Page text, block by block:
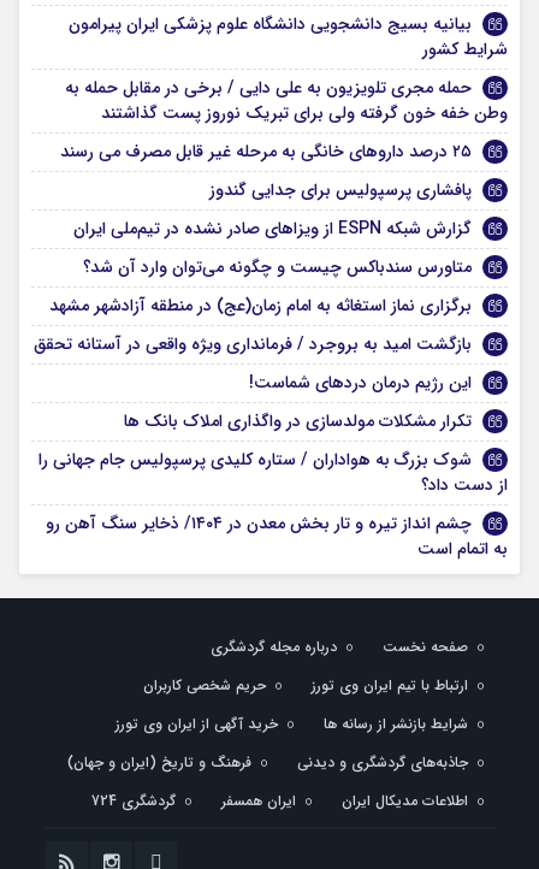
بیانیه بسیج دانشجویی دانشگاه علوم پزشکی ایران پیرامون
شرایط کشور
حمله مجری تلویزیون به علی دایی / برخی در مقابل حمله به
وطن خفه خون گرفته ولی برای تبریک نوروز پست گذاشتند
۲۵ درصد داروهای خانگی به مرحله غیر قابل مصرف می رسند
پافشاری پرسپولیس برای جدایی گندوز
گزارش شبکه ESPN از ویزا‌های صادر نشده در تیم‌ملی ایران
متاورس سندباکس چیست و چگونه می‌توان وارد آن شد؟
برگزاری نماز استغاثه به امام زمان(عج) در منطقه آزادشهر مشهد
بازگشت امید به بروجرد / فرمانداری ویژه واقعی در آستانه تحقق
این رژیم درمان دردهای شماست!
تکرار مشکلات مولدسازی در واگذاری املاک بانک ها
شوک بزرگ به هواداران / ستاره کلیدی پرسپولیس جام جهانی را
از دست داد؟
چشم انداز تیره و تار بخش معدن در ۱۴۰۴/ ذخایر سنگ آهن رو
به اتمام است
صفحه نخست
درباره مجله گردشگری
ارتباط با تیم ایران وی تورز
حریم شخصی کاربران
شرایط بازنشر از رسانه ها
خرید آگهی از ایران وی تورز
جاذبه‌های گردشگری و دیدنی
فرهنگ و تاریخ (ایران و جهان)
اطلاعات مدیکال ایران
ایران همسفر گردشگری 724